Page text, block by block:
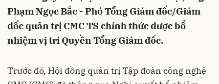
Phạm Ngọc Bắc - Phó Tổng Giám đốc/Giám
đốc quản trị CMC TS chính thức được bổ
nhiệm vị trí Quyền Tổng Giám đốc.
Trước đó, Hội đồng quản trị Tập đoàn công nghệ